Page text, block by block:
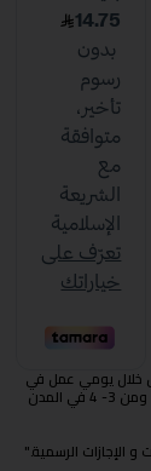
خلال يومي عمل في
المدن الرئيسية ومن 3- 4 في المدن
و الإجازات الرسمية."